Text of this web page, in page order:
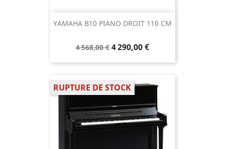
YAMAHA B10 PIANO DROIT 110 CM
4 568,00 € 4 290,00 €
RUPTURE DE STOCK